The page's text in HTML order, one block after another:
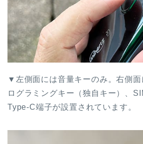
▼左側面には音量キーのみ。右側
ログラミングキー（独自キー）、
Type-C端子が設置されています。